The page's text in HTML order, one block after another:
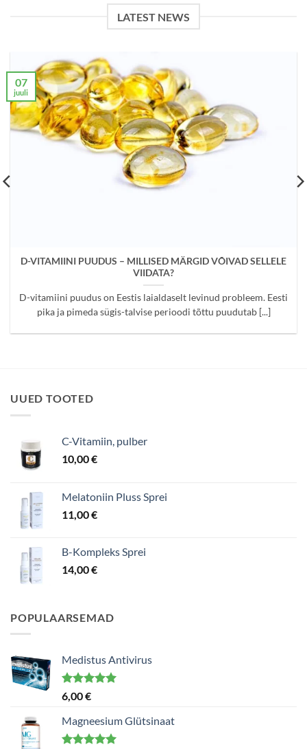
LATEST NEWS
D-VITAMIINI PUUDUS – MILLISED MÄRGID VÕIVAD SELLELE
VIIDATA?
D-vitamiini puudus on Eestis laialdaselt levinud probleem. Eesti
pika ja pimeda sügis-talvise perioodi tõttu puudutab [...]
07
juuli
UUED TOOTED
C-Vitamiin, pulber
10,00€
Melatoniin Pluss Sprei
11,00€
B-Kompleks Sprei
14,00€
POPULAARSEMAD
Medistus Antivirus
Hinnanguga
5.00
6,00€
Magneesium Glütsinaat